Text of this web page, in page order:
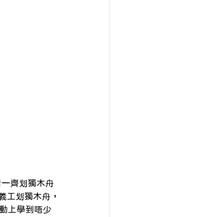
齊划獨木舟
工划獨木舟，
上學到唔少